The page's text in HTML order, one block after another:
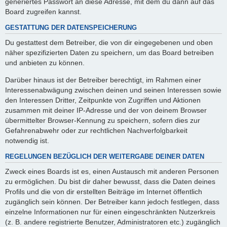
Board zugreifen kannst.
GESTATTUNG DER DATENSPEICHERUNG
Du gestattest dem Betreiber, die von dir eingegebenen und oben
näher spezifizierten Daten zu speichern, um das Board betreiben
und anbieten zu können.
Darüber hinaus ist der Betreiber berechtigt, im Rahmen einer
Interessenabwägung zwischen deinen und seinen Interessen sowie
den Interessen Dritter, Zeitpunkte von Zugriffen und Aktionen
zusammen mit deiner IP-Adresse und der von deinem Browser
übermittelter Browser-Kennung zu speichern, sofern dies zur
Gefahrenabwehr oder zur rechtlichen Nachverfolgbarkeit
notwendig ist.
REGELUNGEN BEZÜGLICH DER WEITERGABE DEINER DATEN
Zweck eines Boards ist es, einen Austausch mit anderen Personen
zu ermöglichen. Du bist dir daher bewusst, dass die Daten deines
Profils und die von dir erstellten Beiträge im Internet öffentlich
zugänglich sein können. Der Betreiber kann jedoch festlegen, dass
einzelne Informationen nur für einen eingeschränkten Nutzerkreis
(z. B. andere registrierte Benutzer, Administratoren etc.) zugänglich